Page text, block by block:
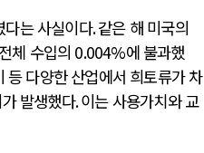
다는 사실이다.같은 해 미국의
체 수입의 0.004%에 불과했
등 다양한 산업에서 희토류가 차
발생했다.이는 사용가치와 교